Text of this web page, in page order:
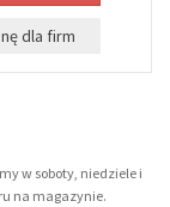
dla firm
w soboty, niedziele i
na magazynie.